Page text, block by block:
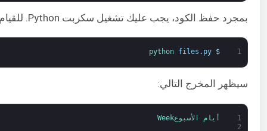
بمجرد حفظ الكود، يجب عليك تشغيل سكربت Python. للقيام بذلك، تحتاج إلى فتح الطرفية:
1
$
python files . py
سيظهر المخرج التالي:
1
2
أيام الأسبوعWeek